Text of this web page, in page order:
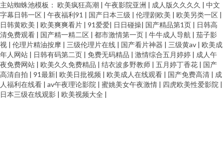
主站蜘蛛池模板： 欧美疯狂高潮 午夜影院亚洲 成人版久久久久
中文
字幕日韩一区
午夜福利91 国产日本三级 伦理剧欧美 欧美另类一区
日韩黄欧美
欧美爽爽看片 91爱爱 日日碰操 国产精品第1页
日韩高
清免费观看
国产精一精二区 都市激情第一页 牛牛成人导航
茄子影
视
伦理片精油按摩 三级伦理片在线 国产看片神器 三级黄av
欧美成
年人网站
日韩有码第二页 免费无码精品 激情综合五月婷婷
成人午
夜免费网站
欧美久久免费精品 结衣波多野教师 五月婷丁香花
国产
高清自拍
91最新 欧美日批视频 欧美成人在线观看 国产免费高清
成
人福利在线看
av午夜理论影院 蜜姚美女午夜激情 四虎欧美性爱影院
日本三级在线观影
欧美视频大全